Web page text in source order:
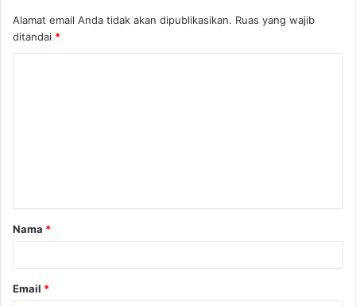
Alamat email Anda tidak akan dipublikasikan. Ruas yang wajib
ditandai *
Nama *
Email *